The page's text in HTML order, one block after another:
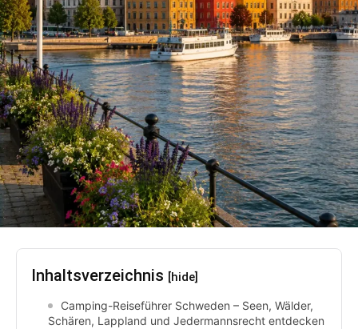
Inhaltsverzeichnis [hide]
Camping-Reiseführer Schweden – Seen, Wälder,
Schären, Lappland und Jedermannsrecht entdecken